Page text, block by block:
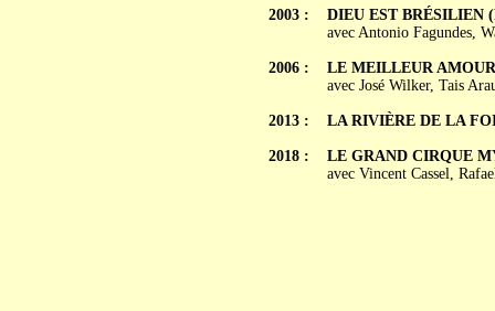
2003 :
2006 :
2013 :
2018 :
DIEU EST BRÉSILIEN
avec Antonio Fagundes,
LE MEILLEUR
avec José Wilker, Tais
LA RIVIÈRE DE LA
LE GRAND CIRQUE
avec Vincent Cassel,